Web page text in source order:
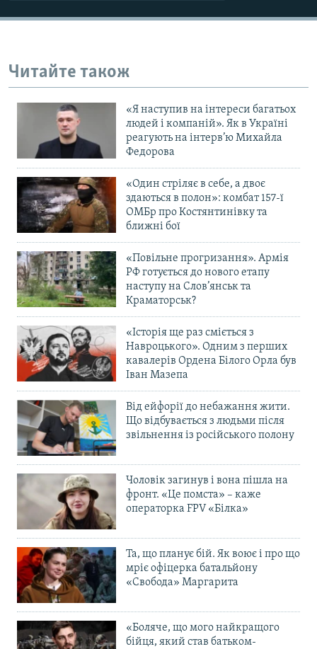
Читайте також
«Я наступив на інтереси багатьох
людей і компаній». Як в Україні
реагують на інтерв’ю Михайла
Федорова
«Один стріляє в себе, а двоє
здаються в полон»: комбат 157-ї
ОМБр про Костянтинівку та
ближні бої
«Повільне прогризання». Армія
РФ готується до нового етапу
наступу на Слов’янськ та
Краматорськ?
«Історія ще раз сміється з
Навроцького». Одним з перших
кавалерів Ордена Білого Орла був
Іван Мазепа
Від ейфорії до небажання жити.
Що відбувається з людьми після
звільнення із російського полону
Чоловік загинув і вона пішла на
фронт. «Це помста» – каже
операторка FPV «Білка»
Та, що планує бій. Як воює і про що
мріє офіцерка батальйону
«Свобода» Маргарита
«Боляче, що мого найкращого
бійця, який став батьком-